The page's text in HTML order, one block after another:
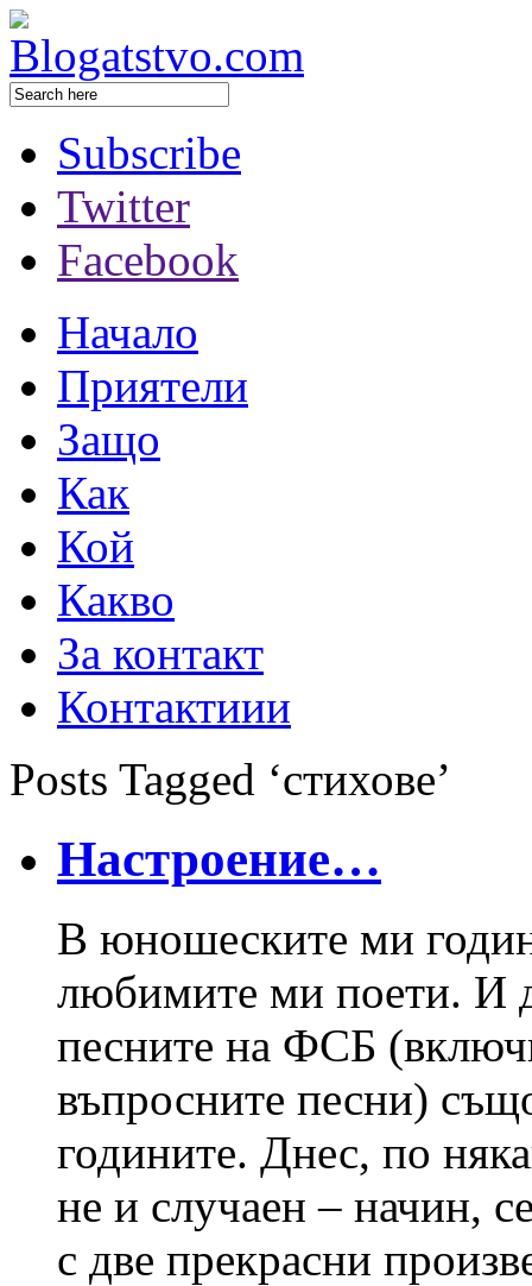
Subscribe
Twitter
Facebook
Начало
Приятели
Защо
Как
Кой
Какво
За контакт
Контактиии
Posts Tagged ‘стихове’
Настроение…
В юношеските ми
любимите ми поети. И
песните на ФСБ
въпросните песни)
годините. Днес, по
не и случаен – начин,
с две прекрасни